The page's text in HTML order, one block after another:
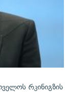
რკინიგზის